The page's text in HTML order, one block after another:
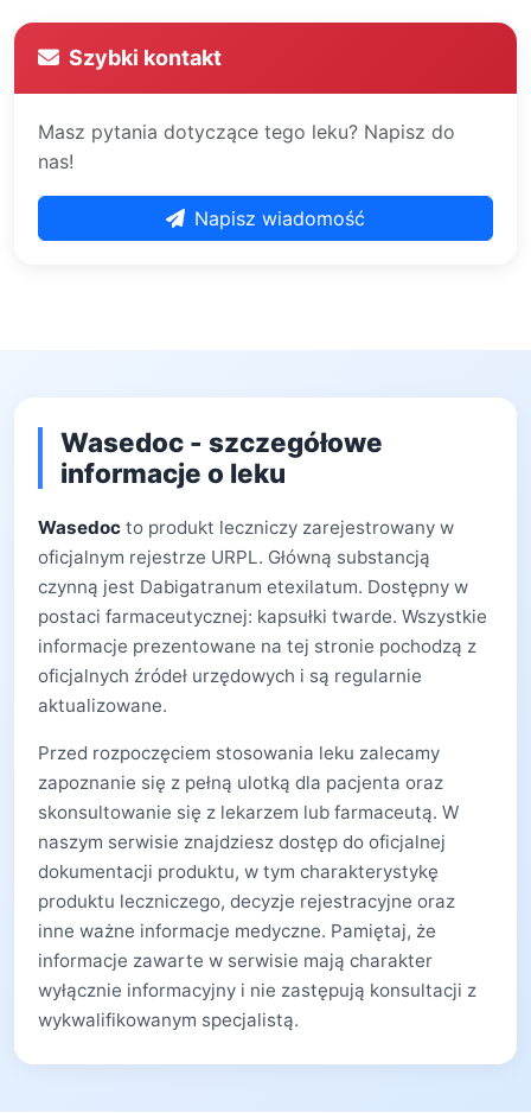
Szybki kontakt
Masz pytania dotyczące tego leku? Napisz do
nas!
Napisz wiadomość
Wasedoc - szczegółowe
informacje o leku
Wasedoc to produkt leczniczy zarejestrowany w
oficjalnym rejestrze URPL. Główną substancją
czynną jest Dabigatranum etexilatum. Dostępny w
postaci farmaceutycznej: kapsułki twarde. Wszystkie
informacje prezentowane na tej stronie pochodzą z
oficjalnych źródeł urzędowych i są regularnie
aktualizowane.
Przed rozpoczęciem stosowania leku zalecamy
zapoznanie się z pełną ulotką dla pacjenta oraz
skonsultowanie się z lekarzem lub farmaceutą. W
naszym serwisie znajdziesz dostęp do oficjalnej
dokumentacji produktu, w tym charakterystykę
produktu leczniczego, decyzje rejestracyjne oraz
inne ważne informacje medyczne. Pamiętaj, że
informacje zawarte w serwisie mają charakter
wyłącznie informacyjny i nie zastępują konsultacji z
wykwalifikowanym specjalistą.